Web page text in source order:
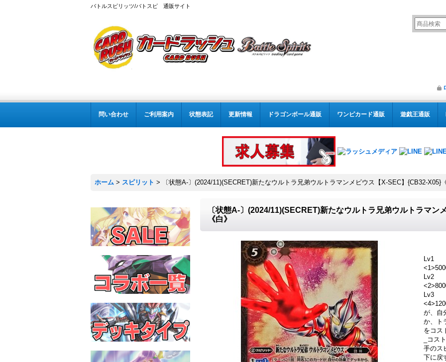
バトルスピリッツ/バトスピ 通販サイト
問い合わせ ご利用案内 状態表記 更新情報 ドラゴンボール通販 ワンピカード通販 遊戯王通販
ホーム > スピリット > 〔状態A-〕(2024/11)(SECRET)新たなウルトラ兄弟ウルトラマンメビウス【X-SEC】{CB32-X05}《
〔状態A-〕(2024/11)(SECRET)新たなウルトラ兄弟ウルトラマ
《白》
Lv1
Lv2
Lv3
が、自
か、ト
をコス
_コス
手のス
下に戻